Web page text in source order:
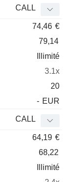
CALL
74,46 €
79,14
Illimité
3.1x
20
- EUR
CALL
64,19 €
68,22
Illimité